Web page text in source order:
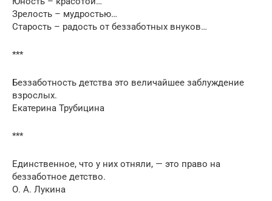
Зрелость – мудростью…
Старость – радость от беззаботных внуков…
***
Беззаботность детства это величайшее заблуждение
взрослых.
Екатерина Трубицина
***
Единственное, что у них отняли, — это право на
беззаботное детство.
О. А. Лукина